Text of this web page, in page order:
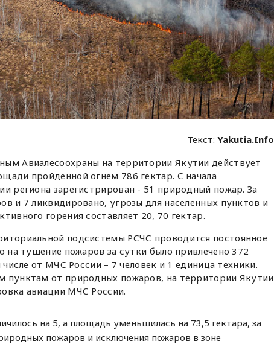
Текст:Yakutia.Info
Авиалесоохраны на территории Якутии действует
пройденной огнем 786 гектар. С начала
региона зарегистрирован - 51 природный пожар. За
и 7 ликвидировано, угрозы для населенных пунктов и
горения составляет 20, 70 гектар.
подсистемы РСЧС проводится постоянное
на тушение пожаров за сутки было привлечено 372
от МЧС России – 7 человек и 1 единица техники.
пунктам от природных пожаров, на территории Якутии
авиации МЧС России.
на 5, а площадь уменьшилась на 73,5 гектара, за
пожаров и исключения пожаров в зоне